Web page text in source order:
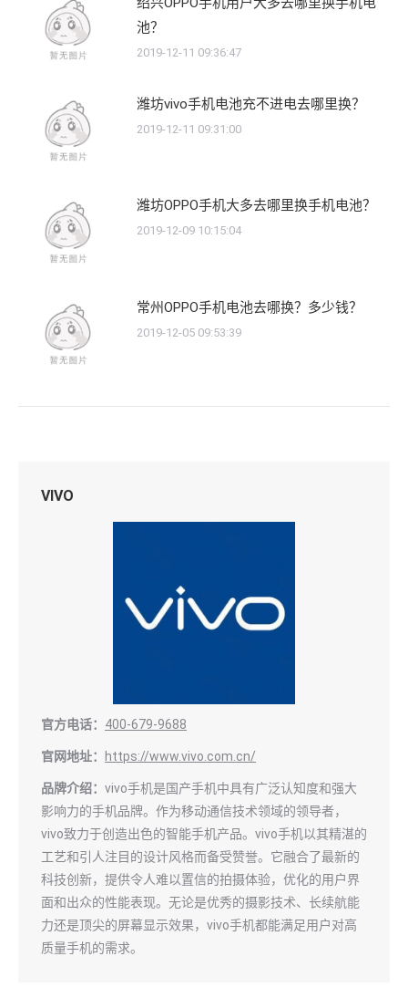
池？
2019-12-11 09:36:47
潍坊vivo手机电池充不进电去哪里换？
2019-12-11 09:31:00
潍坊OPPO手机大多去哪里换手机电池？
2019-12-09 10:15:04
常州OPPO手机电池去哪换？多少钱？
2019-12-05 09:53:39
VIVO
官方电话： 400-679-9688
官网地址： https://www.vivo.com.cn/
品牌介绍： vivo手机是国产手机中具有广泛认知度和强大
影响力的手机品牌。作为移动通信技术领域的领导者，
vivo致力于创造出色的智能手机产品。vivo手机以其精湛的
工艺和引人注目的设计风格而备受赞誉。它融合了最新的
科技创新，提供令人难以置信的拍摄体验，优化的用户界
面和出众的性能表现。无论是优秀的摄影技术、长续航能
力还是顶尖的屏幕显示效果，vivo手机都能满足用户对高
质量手机的需求。